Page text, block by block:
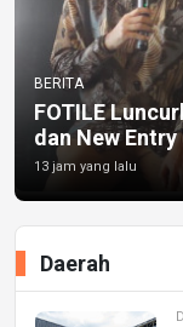
BERITA
FOTILE
dan New
13 jam yang lalu
Daerah